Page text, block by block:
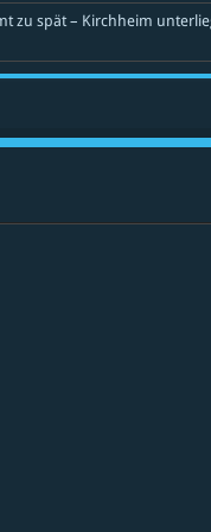
zu spät – Kirchheim